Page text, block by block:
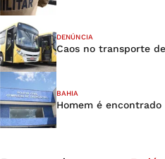
DENÚNCIA
Caos no transporte
BAHIA
Homem é